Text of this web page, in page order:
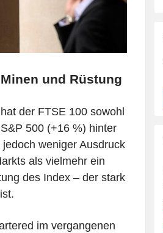
und Rüstung
der FTSE 100 sowohl
500 (+16 %) hinter
weniger Ausdruck
als vielmehr ein
des Index – der stark
im vergangenen